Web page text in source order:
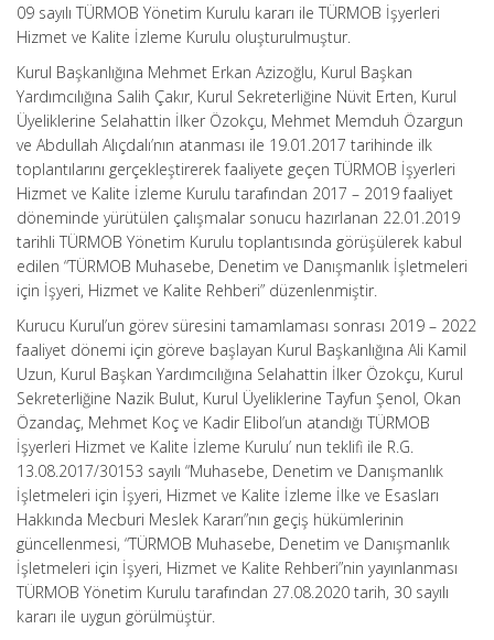
09 sayılı TÜRMOB Yönetim Kurulu kararı ile TÜRMOB İşyerleri
Hizmet ve Kalite İzleme Kurulu oluşturulmuştur.
Kurul Başkanlığına Mehmet Erkan Azizoğlu, Kurul Başkan
Yardımcılığına Salih Çakır, Kurul Sekreterliğine Nüvit Erten, Kurul
Üyeliklerine Selahattin İlker Özokçu, Mehmet Memduh Özargun
ve Abdullah Alıçdalı’nın atanması ile 19.01.2017 tarihinde ilk
toplantılarını gerçekleştirerek faaliyete geçen TÜRMOB İşyerleri
Hizmet ve Kalite İzleme Kurulu tarafından 2017 – 2019 faaliyet
döneminde yürütülen çalışmalar sonucu hazırlanan 22.01.2019
tarihli TÜRMOB Yönetim Kurulu toplantısında görüşülerek kabul
edilen “TÜRMOB Muhasebe, Denetim ve Danışmanlık İşletmeleri
için İşyeri, Hizmet ve Kalite Rehberi” düzenlenmiştir.
Kurucu Kurul’un görev süresini tamamlaması sonrası 2019 – 2022
faaliyet dönemi için göreve başlayan Kurul Başkanlığına Ali Kamil
Uzun, Kurul Başkan Yardımcılığına Selahattin İlker Özokçu, Kurul
Sekreterliğine Nazik Bulut, Kurul Üyeliklerine Tayfun Şenol, Okan
Özandaç, Mehmet Koç ve Kadir Elibol’un atandığı TÜRMOB
İşyerleri Hizmet ve Kalite İzleme Kurulu’ nun teklifi ile R.G.
13.08.2017/30153 sayılı “Muhasebe, Denetim ve Danışmanlık
İşletmeleri için İşyeri, Hizmet ve Kalite İzleme İlke ve Esasları
Hakkında Mecburi Meslek Kararı”nın geçiş hükümlerinin
güncellenmesi, “TÜRMOB Muhasebe, Denetim ve Danışmanlık
İşletmeleri için İşyeri, Hizmet ve Kalite Rehberi”nin yayınlanması
TÜRMOB Yönetim Kurulu tarafından 27.08.2020 tarih, 30 sayılı
kararı ile uygun görülmüştür.